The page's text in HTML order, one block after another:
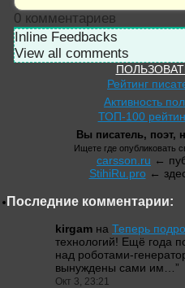
0комментариев
Inline Feedbacks
View all comments
Рейтинг
Активность
ТОП-100
Вы писатель, поэт,
Ищете где опубликовать
carsson.ru ←
StihiRu.pro ←
Последние комментарии:
kirgam на Теперь
технологий! Ещё года
над роботами-
вынуждены сами им… ”
Окт 3, 23:21